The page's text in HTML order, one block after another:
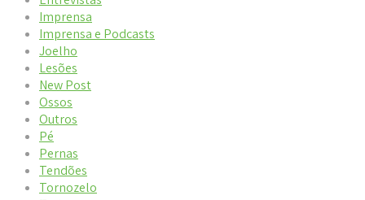
Imprensa
Imprensa e Podcasts
Joelho
Lesões
New Post
Ossos
Outros
Pé
Pernas
Tendões
Tornozelo